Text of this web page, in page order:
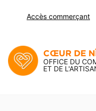
Accès commerçant
CŒUR DE
OFFICE DU
ET DE